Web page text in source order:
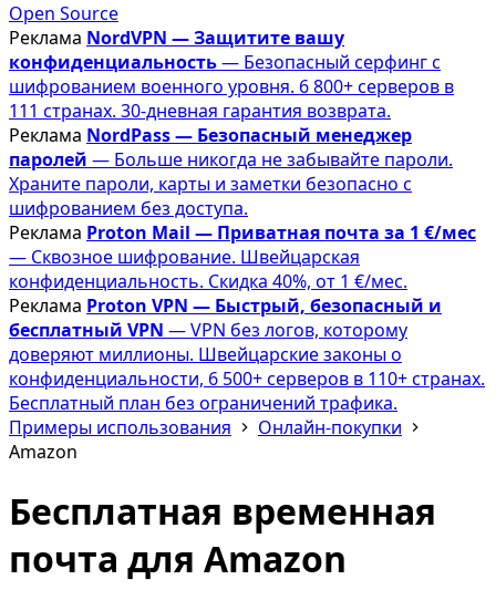
Open Source
Реклама NordVPN — Защитите вашу
конфиденциальность— Безопасный серфинг с
шифрованием военного уровня. 6 800+ серверов в
111 странах. 30-дневная гарантия возврата.
Реклама NordPass — Безопасный менеджер
паролей — Больше никогда не забывайте пароли.
Храните пароли, карты и заметки безопасно с
шифрованием без доступа.
Реклама Proton Mail — Приватная почта за 1 €/мес
— Сквозное шифрование. Швейцарская
конфиденциальность. Скидка 40%, от 1 €/мес.
Реклама Proton VPN — Быстрый, безопасный и
бесплатный VPN — VPN без логов, которому
доверяют миллионы. Швейцарские законы о
конфиденциальности, 6 500+ серверов в 110+ странах.
Бесплатный план без ограничений трафика.
Примеры использования
Онлайн-покупки
Amazon
Бесплатная временная
почта для Amazon